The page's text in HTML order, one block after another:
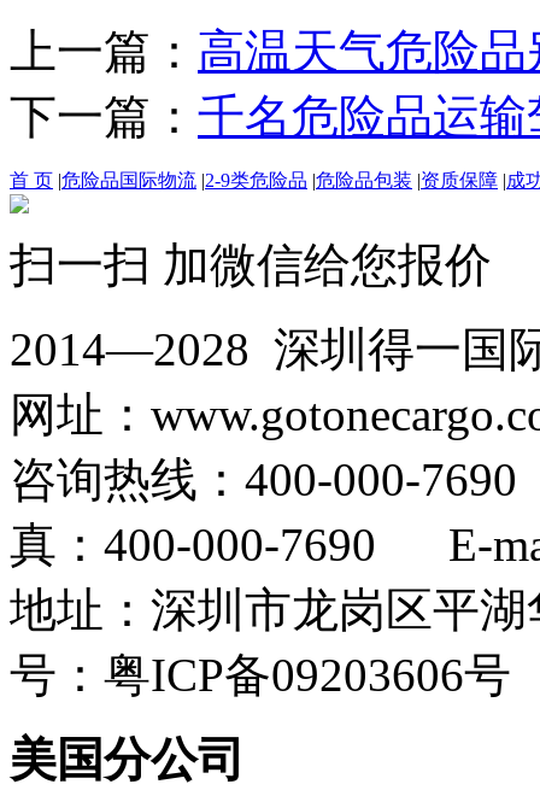
上一篇： 高温天气危险
下一篇： 千名危险品运
首 页 |危险品国际物流 |2-9类危险品 |危险品包装 |资质保障 |成
扫一扫 加微信给您报价
2014—2028 深圳得一国
网址：
咨询热线：400-000-
真：400-000-7690 E-
地址：深圳市龙岗区平
号：粤ICP备09203606号
美国分公司